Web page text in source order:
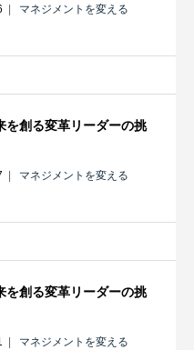
マネジメントを変える
を創る変革リーダーの挑
マネジメントを変える
を創る変革リーダーの挑
マネジメントを変える